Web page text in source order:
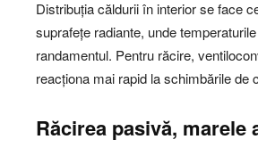
Distribuția căldurii în interior se face
suprafețe radiante, unde
randamentul. Pentru răcire,
reacționa mai rapid la schimbările de
Răcirea pasivă, marele